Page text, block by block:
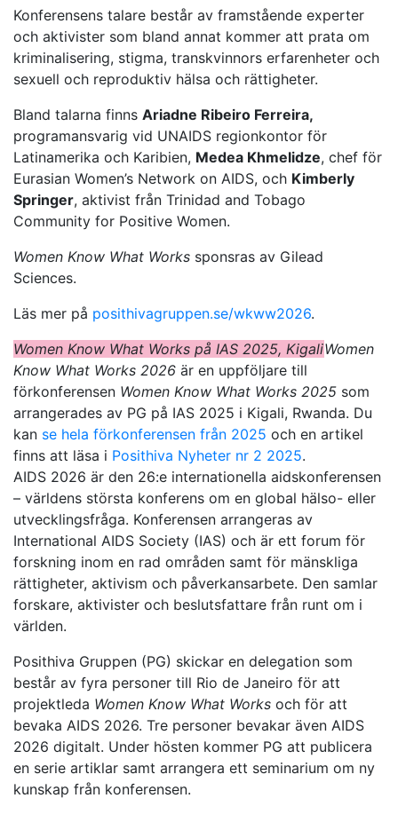
Konferensens talare består av framstående experter
och aktivister som bland annat kommer att prata om
kriminalisering, stigma, transkvinnors erfarenheter och
sexuell och reproduktiv hälsa och rättigheter.
Bland talarna finns Ariadne Ribeiro Ferreira,
programansvarig vid UNAIDS regionkontor för
Latinamerika och Karibien, Medea Khmelidze, chef för
Eurasian Women’s Network on AIDS, och Kimberly
Springer, aktivist från Trinidad and Tobago
Community for Positive Women.
Women Know What Works sponsras av Gilead
Sciences.
Läs mer på posithivagruppen.se/wkww2026.
Women Know What Works på IAS 2025, KigaliWomen
Know What Works 2026 är en uppföljare till
förkonferensen Women Know What Works 2025 som
arrangerades av PG på IAS 2025 i Kigali, Rwanda. Du
kan se hela förkonferensen från 2025 och en artikel
finns att läsa i Posithiva Nyheter nr 2 2025.
AIDS 2026 är den 26:e internationella aidskonferensen
– världens största konferens om en global hälso- eller
utvecklingsfråga. Konferensen arrangeras av
International AIDS Society (IAS) och är ett forum för
forskning inom en rad områden samt för mänskliga
rättigheter, aktivism och påverkansarbete. Den samlar
forskare, aktivister och beslutsfattare från runt om i
världen.
Posithiva Gruppen (PG) skickar en delegation som
består av fyra personer till Rio de Janeiro för att
projektleda Women Know What Works och för att
bevaka AIDS 2026. Tre personer bevakar även AIDS
2026 digitalt. Under hösten kommer PG att publicera
en serie artiklar samt arrangera ett seminarium om ny
kunskap från konferensen.